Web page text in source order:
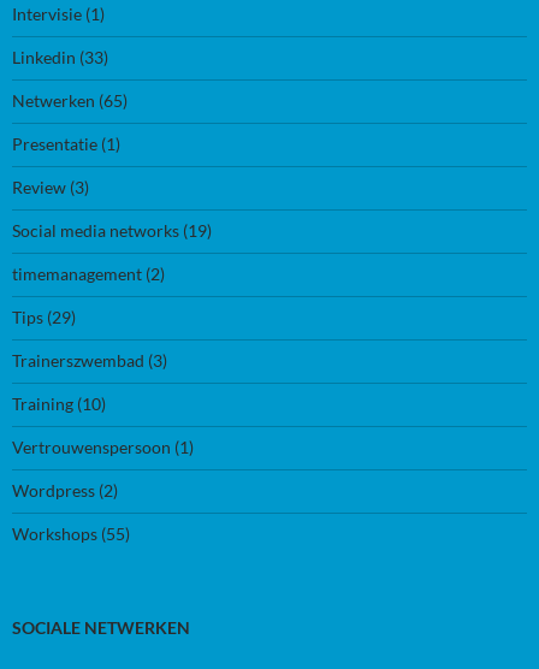
Intervisie (1)
Linkedin (33)
Netwerken (65)
Presentatie (1)
Review (3)
Social media networks (19)
timemanagement (2)
Tips (29)
Trainerszwembad (3)
Training (10)
Vertrouwenspersoon (1)
Wordpress (2)
Workshops (55)
SOCIALE NETWERKEN